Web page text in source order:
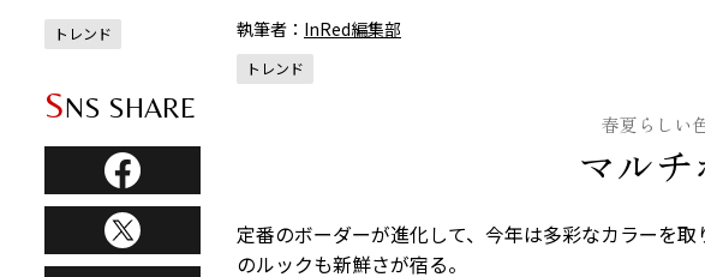
執筆者： InRed編集部
トレンド
春夏らしい
マルチ
定番のボーダーが進化して、今年は多彩なカラーを
のルックも新鮮さが宿る。
トレンド
SNS SHARE